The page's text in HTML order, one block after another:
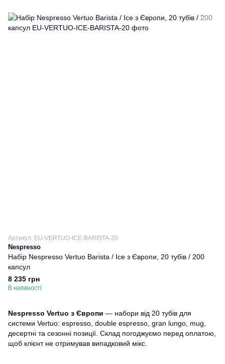
Артикул: EU-VERTUO-ICE-BARISTA-20
Nespresso
Набір Nespresso Vertuo Barista / Ice з Європи, 20 тубів / 200
капсул
8 235 грн
В наявності
Nespresso Vertuo з Європи — набори від 20 тубів для
системи Vertuo: espresso, double espresso, gran lungo, mug,
десертні та сезонні позиції. Склад погоджуємо перед оплатою,
щоб клієнт не отримував випадковий мікс.